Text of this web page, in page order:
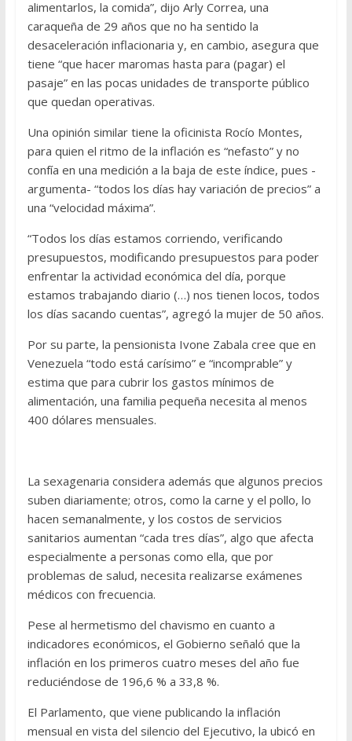
alimentarlos, la comida”, dijo Arly Correa, una
caraqueña de 29 años que no ha sentido la
desaceleración inflacionaria y, en cambio, asegura que
tiene “que hacer maromas hasta para (pagar) el
pasaje” en las pocas unidades de transporte público
que quedan operativas.
Una opinión similar tiene la oficinista Rocío Montes,
para quien el ritmo de la inflación es “nefasto” y no
confía en una medición a la baja de este índice, pues -
argumenta- “todos los días hay variación de precios” a
una “velocidad máxima”.
“Todos los días estamos corriendo, verificando
presupuestos, modificando presupuestos para poder
enfrentar la actividad económica del día, porque
estamos trabajando diario (…) nos tienen locos, todos
los días sacando cuentas”, agregó la mujer de 50 años.
Por su parte, la pensionista Ivone Zabala cree que en
Venezuela “todo está carísimo” e “incomprable” y
estima que para cubrir los gastos mínimos de
alimentación, una familia pequeña necesita al menos
400 dólares mensuales.
La sexagenaria considera además que algunos precios
suben diariamente; otros, como la carne y el pollo, lo
hacen semanalmente, y los costos de servicios
sanitarios aumentan “cada tres días”, algo que afecta
especialmente a personas como ella, que por
problemas de salud, necesita realizarse exámenes
médicos con frecuencia.
Pese al hermetismo del chavismo en cuanto a
indicadores económicos, el Gobierno señaló que la
inflación en los primeros cuatro meses del año fue
reduciéndose de 196,6 % a 33,8 %.
El Parlamento, que viene publicando la inflación
mensual en vista del silencio del Ejecutivo, la ubicó en